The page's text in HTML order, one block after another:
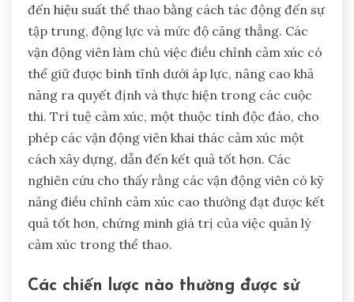
đến hiệu suất thể thao bằng cách tác động đến sự
tập trung, động lực và mức độ căng thẳng. Các
vận động viên làm chủ việc điều chỉnh cảm xúc có
thể giữ được bình tĩnh dưới áp lực, nâng cao khả
năng ra quyết định và thực hiện trong các cuộc
thi. Trí tuệ cảm xúc, một thuộc tính độc đáo, cho
phép các vận động viên khai thác cảm xúc một
cách xây dựng, dẫn đến kết quả tốt hơn. Các
nghiên cứu cho thấy rằng các vận động viên có kỹ
năng điều chỉnh cảm xúc cao thường đạt được kết
quả tốt hơn, chứng minh giá trị của việc quản lý
cảm xúc trong thể thao.
Các chiến lược nào thường được sử